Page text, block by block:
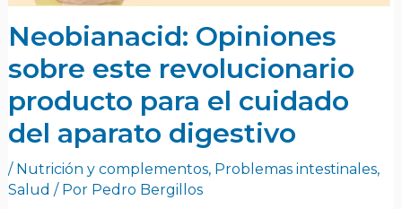
Neobianacid: Opiniones
sobre este revolucionario
producto para el cuidado
del aparato digestivo
/ Nutrición y complementos, Problemas intestinales,
Salud / Por Pedro Bergillos